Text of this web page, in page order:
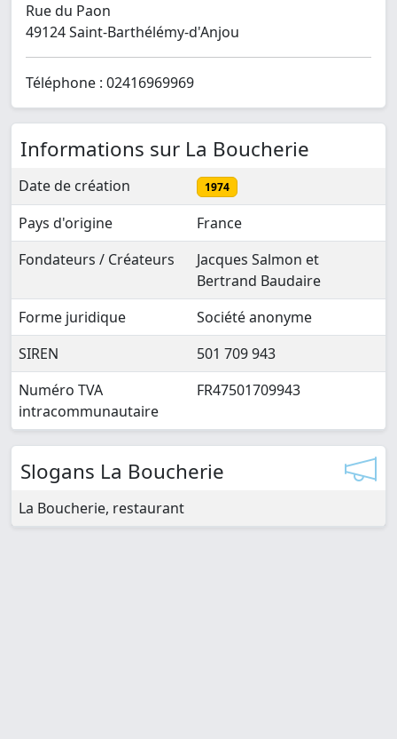
Rue du Paon
49124 Saint-Barthélémy-d'Anjou
Téléphone : 02416969969
Informations sur La Boucherie
Date de création 1974
Pays d'origine
France
Fondateurs / Créateurs
Jacques Salmon et
Bertrand Baudaire
Forme juridique
Société anonyme
SIREN
501 709 943
Numéro TVA
intracommunautaire
FR47501709943
Slogans La Boucherie
La Boucherie, restaurant